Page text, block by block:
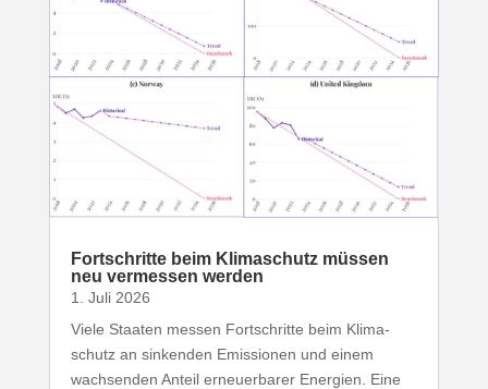
Fort­schritte beim Klima­schutz müssen
neu vermessen werden
1. Juli 2026
Viele Staaten messen Fort­schritte beim Klima­
schutz an sinkenden Emis­sionen und einem
wach­senden Anteil erneu­er­barer Energien. Eine